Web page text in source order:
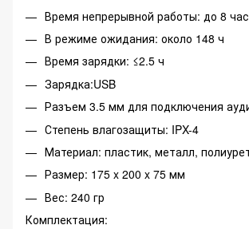
Время непрерывной работы: до 8
В режиме ожидания: около 148 ч
Время зарядки: ≤2.5 ч
Зарядка:USB
Разъем 3.5 мм для подключения
Степень влагозащиты: IPX-4
Материал: пластик, металл,
Размер: 175 x 200 x 75 мм
Вес: 240 гр
Комплектация: